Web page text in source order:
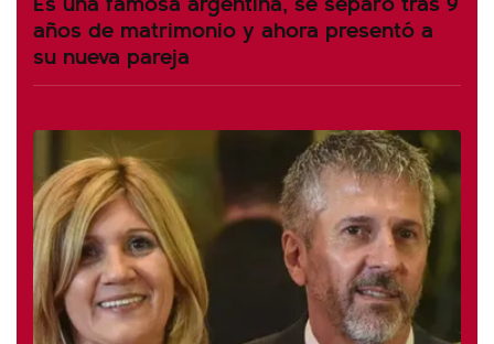
años de matrimonio y ahora presentó a
su nueva pareja